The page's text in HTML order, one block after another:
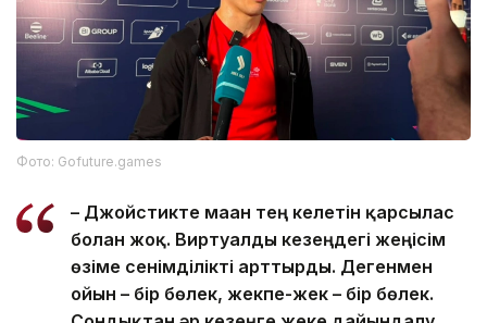
Фото: Gofuture.games
– Джойстикте маған тең келетін қарсылас
болған жоқ. Виртуалды кезеңдегі жеңісім
өзіме сенімділікті арттырды. Дегенмен
ойын – бір бөлек, жекпе-жек – бір бөлек.